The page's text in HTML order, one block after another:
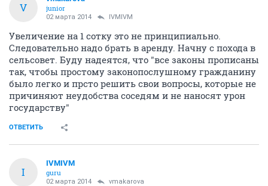
V
junior
02 марта 2014 IVMIVM
Увеличение на 1 сотку это не принципиально.
Следовательно надо брать в аренду. Начну с похода в
сельсовет. Буду надеятся, что "все законы прописаны
так, чтобы простому законопослушному гражданину
было легко и прсто решить свои вопросы, которые не
причиняют неудобства соседям и не наносят урон
государству"
ОТВЕТИТЬ
I
IVMIVM
guru
02 марта 2014 vmakarova